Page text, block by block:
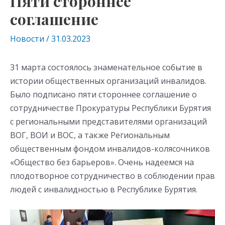
соглашение
Новости /31.03.2023
31 марта состоялось знаменательное событие в
истории общественных организаций инвалидов.
Было подписано пяти стороннее соглашение о
сотрудничестве Прокуратуры Республики Бурятия
с региональными представителями организаций
ВОГ, ВОИ и ВОС, а также Региональным
общественным фондом инвалидов-колясочников
«Общество без барьеров». Очень надеемся на
плодотворное сотрудничество в соблюдении прав
людей с инвалидностью в Республике Бурятия.